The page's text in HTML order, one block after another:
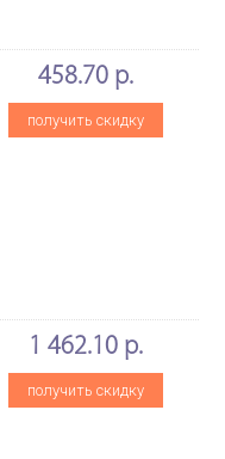
458.70 р.
получить скидку
1 462.10 р.
получить скидку